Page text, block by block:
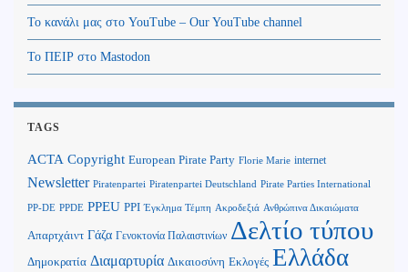
Το κανάλι μας στο YouTube – Our YouTube channel
Το ΠΕΙΡ στο Mastodon
TAGS
ACTA Copyright European Pirate Party Florie Marie internet
Newsletter Piratenpartei Piratenpartei Deutschland Pirate Parties International
PP-DE PPDE PPEU PPI Έγκλημα Τέμπη Ακροδεξιά Ανθρώπινα Δικαιώματα
Απαρτχάιντ Γάζα Γενοκτονία Παλαιστινίων Δελτίο τύπου
Δημοκρατία Διαμαρτυρία Δικαιοσύνη Εκλογές Ελλάδα